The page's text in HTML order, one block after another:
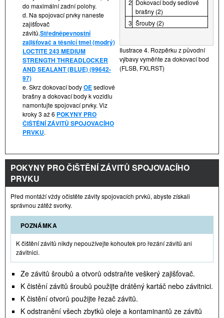
do maximální zadní polohy.
d. Na spojovací prvky naneste
zajišťovač
závitů.Středněpevnostní
zajišťovač a těsnicí tmel (modrý)
LOCTITE 243 MEDIUM
STRENGTH THREADLOCKER
AND SEALANT (BLUE) (99642-
97)
e. Skrz dokovací bodyOEsedlové
brašny a dokovací body k vozidlu
namontujte spojovací prvky. Viz
kroky 3 až 6 POKYNY PRO
ČIŠTĚNÍ ZÁVITŮ SPOJOVACÍHO
PRVKU.
2 Dokovací body sedlové
brašny (2)
3 Šrouby (2)
Ilustrace 4. Rozpěrku z původní
výbavy vyměňte za dokovací bod
(FLSB, FXLRST)
POKYNY PRO ČIŠTĚNÍ ZÁVITŮ SPOJOVACÍHO
PRVKU
Před montáží vždy očistěte závity spojovacích prvků, abyste získali
správnou zátěž svorky.
POZNÁMKA
K čištění závitů nikdy nepoužívejte kohoutek pro řezání závitů ani
závitnici.
Ze závitů šroubů a otvorů odstraňte veškerý zajišťovač.
K čistění závitů šroubů použijte drátěný kartáč nebo závitnici.
K čistění otvorů použijte řezač závitů.
K odstranění všech zbytků oleje a kontaminantů ze závitů